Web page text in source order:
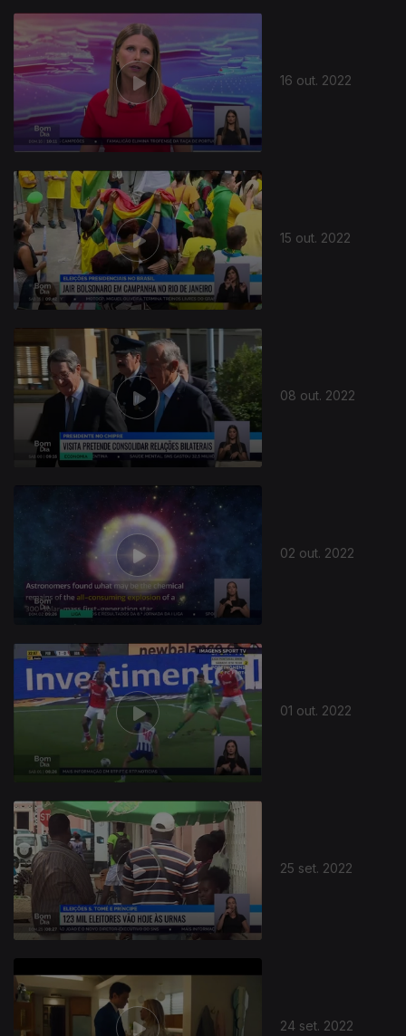
16 out. 2022
15 out. 2022
08 out. 2022
02 out. 2022
644160
01 out. 2022
25 set. 2022
24 set. 2022